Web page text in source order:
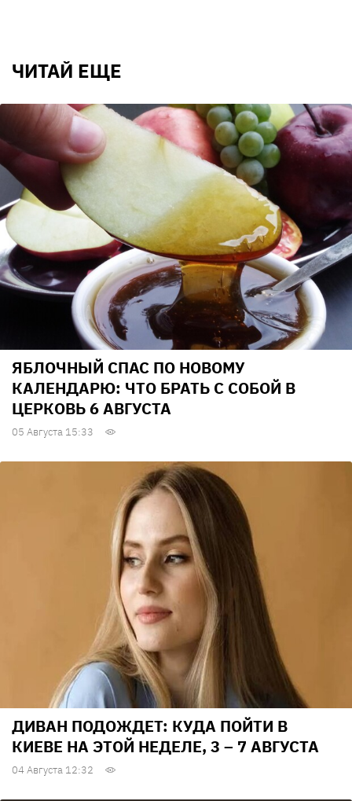
ЧИТАЙ ЕЩЕ
ЯБЛОЧНЫЙ СПАС ПО НОВОМУ
КАЛЕНДАРЮ: ЧТО БРАТЬ С СОБОЙ В
ЦЕРКОВЬ 6 АВГУСТА
05 Августа 15:33
ДИВАН ПОДОЖДЕТ: КУДА ПОЙТИ В
КИЕВЕ НА ЭТОЙ НЕДЕЛЕ, 3 – 7 АВГУСТА
04 Августа 12:32